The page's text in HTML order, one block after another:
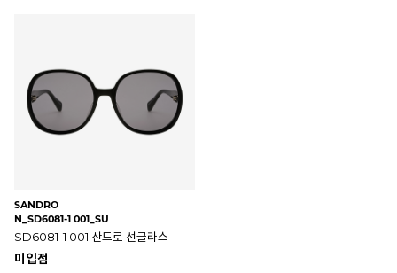
SANDRO
N_SD6081-1 001_SU
SD6081-1 001 산드로 선글라스
미입점